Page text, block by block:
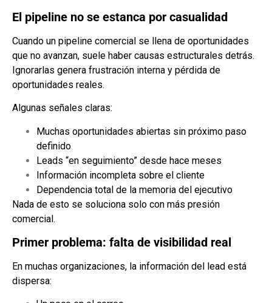
El pipeline no se estanca por casualidad
Cuando un pipeline comercial se llena de oportunidades
que no avanzan, suele haber causas estructurales detrás.
Ignorarlas genera frustración interna y pérdida de
oportunidades reales.
Algunas señales claras:
Muchas oportunidades abiertas sin próximo paso
definido
Leads “en seguimiento” desde hace meses
Información incompleta sobre el cliente
Dependencia total de la memoria del ejecutivo
Nada de esto se soluciona solo con más presión
comercial.
Primer problema: falta de visibilidad real
En muchas organizaciones, la información del lead está
dispersa: